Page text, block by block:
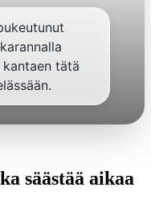
tätä
säästää aikaa